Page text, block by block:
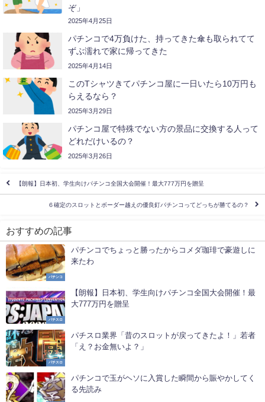
ぞ」
2025年4月25日
パチンコで4万負けた、持ってきた傘も取られてて
ずぶ濡れで家に帰ってきた
2025年4月14日
このTシャツきてパチンコ屋に一日いたら10万円も
らえるなら？
2025年3月29日
パチンコ屋で特殊でない方の景品に交換する人って
どれだけいるの？
2025年3月26日
【朗報】日本初、学生向けパチンコ全国大会開催！最大777万円を贈呈
６確定のスロットとボーダー越えの優良釘パチンコってどっちが勝てるの？
おすすめの記事
パチンコ
パチンコでちょっと勝ったからコメダ珈琲で豪遊しに
来たわ
パチスロ
【朗報】日本初、学生向けパチンコ全国大会開催！最
大777万円を贈呈
パチスロ
パチスロ業界「昔のスロットが戻ってきたよ！」若者
「え？お金無いよ？」
パチンコで玉がヘソに入賞した瞬間から賑やかしてく
る先読み